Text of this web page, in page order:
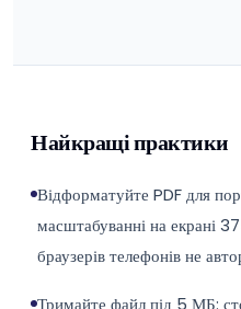
Найкращі практики
Відформатуйте PDF для
масштабуванні на екрані
браузерів телефонів не
Тримайте файл під 5 МБ: